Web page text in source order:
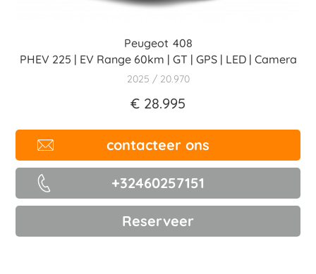
Peugeot 408
PHEV 225 | EV Range 60km | GT | GPS | LED | Camera
2025 20.970
€ 28.995
contacteer ons
+32460257151
Reserveer